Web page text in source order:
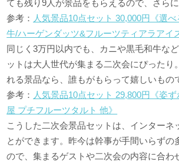
ても残り9人が景品をもらえるので、さらに
参考： 人気景品10点セット 30,000円《選
牛/ハーゲンダッツ&フルーツティアラアイ
同じく3万円以内でも、カニや黒毛和牛な
ットは大人世代が集まる二次会にぴったり
れる景品なら、誰もがもらって嬉しいもの
参考： 人気景品10点セット 29,800円《姿
屋 プチフルーツタルト 他》
こうした二次会景品セットは、インターネ
とができます。昨今は幹事が手間いらずの
ので、集まるゲストや二次会の内容に合わ